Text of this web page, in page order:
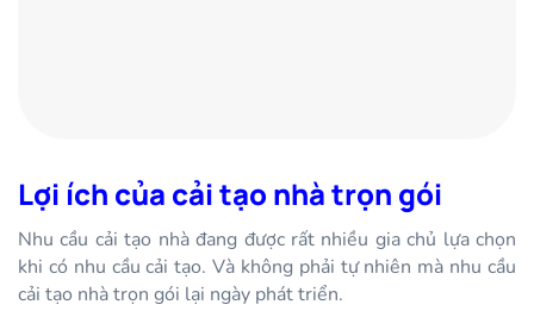
Lợi ích của cải tạo nhà trọn gói
Nhu cầu cải tạo nhà đang được rất nhiều gia chủ lựa chọn
khi có nhu cầu cải tạo. Và không phải tự nhiên mà nhu cầu
cải tạo nhà trọn gói lại ngày phát triển.